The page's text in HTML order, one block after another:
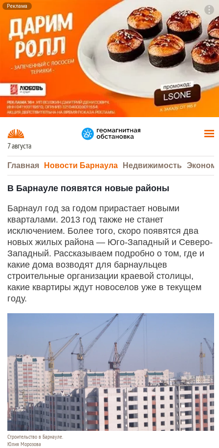
Реклама
7 августа
Главная Новости Барнаула Недвижимость
В Барнауле появятся новые районы
Барнаул год за годом прирастает новыми
кварталами. 2013 год также не станет
исключением. Более того, скоро появятся два
новых жилых района — Юго-Западный и Северо-
Западный. Рассказываем подробно о том, где и
какие дома возводят для барнаульцев
строительные организации краевой столицы,
какие квартиры ждут новоселов уже в текущем
году.
Строительство в Барнауле.
Юлия Морозова